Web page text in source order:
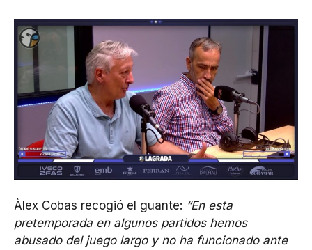
Àlex Cobas recogió el guante: “En esta
pretemporada en algunos partidos hemos
abusado del juego largo y no ha funcionado ante